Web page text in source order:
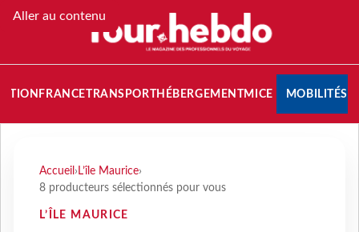
Aller au contenu
FRANCETRANSPORT HÉBERGEMENTMICE MOBILITÉS
Accueil › L’île Maurice›
8 producteurs sélectionnés pour vous
L’ÎLE MAURICE